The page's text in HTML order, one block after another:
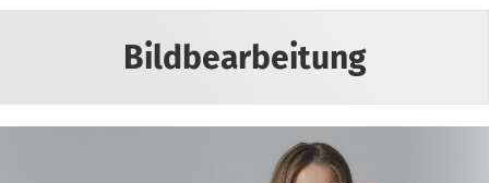
Bildbearbeitung